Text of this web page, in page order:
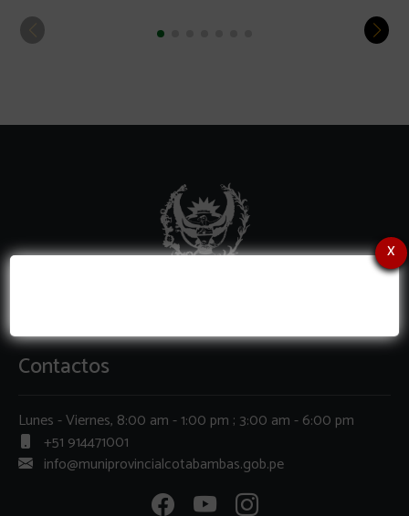
x
Contactos
Lunes - Viernes, 8:00 am - 1:00 pm ; 3:00 am - 6:00 pm
+51 914471001
info@muniprovincialcotabambas.gob.pe